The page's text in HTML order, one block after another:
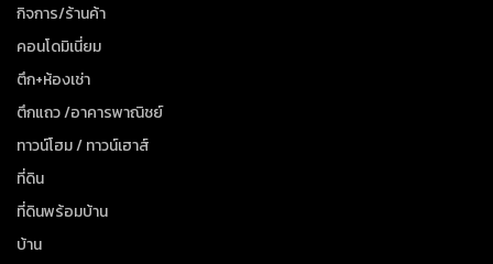
กิจการ/ร้านค้า
คอนโดมิเนี่ยม
ตึก+ห้องเช่า
ตึกแถว /อาคารพาณิชย์
ทาวน์โฮม / ทาวน์เฮาส์
ที่ดิน
ที่ดินพร้อมบ้าน
บ้าน